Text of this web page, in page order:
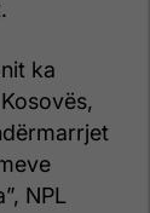
ka
NPL